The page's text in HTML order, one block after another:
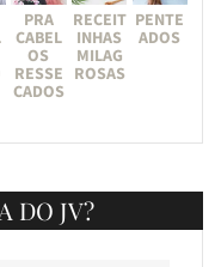
PRA
CABEL
OS
RESSE
CADOS
RECEIT
INHAS
MILAG
ROSAS
PENTE
ADOS
DO JV?